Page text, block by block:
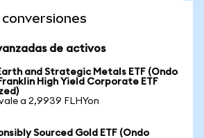
de activos
and Strategic Metals ETF (Ondo
High Yield Corporate ETF
a 2,9939 FLHYon
Sourced Gold ETF (Ondo